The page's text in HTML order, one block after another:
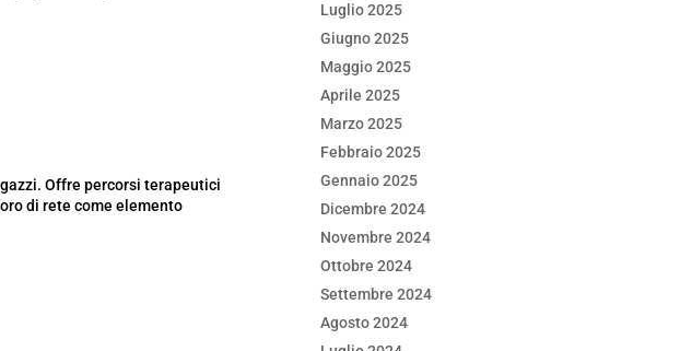
Offre percorsi terapeutici
di rete come elemento
Luglio 2025
Giugno 2025
Maggio 2025
Aprile 2025
Marzo 2025
Febbraio 2025
Gennaio 2025
Dicembre 2024
Novembre 2024
Ottobre 2024
Settembre 2024
Agosto 2024